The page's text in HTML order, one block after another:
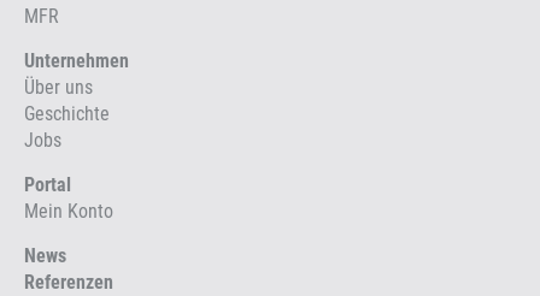
MFR
Unternehmen
Über uns
Geschichte
Jobs
Portal
Mein Konto
News
Referenzen